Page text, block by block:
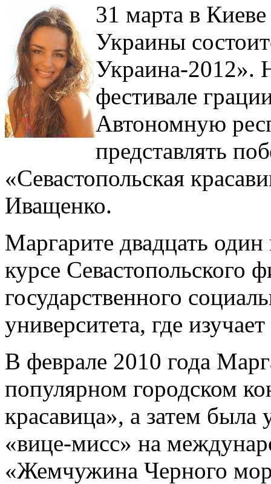
31 марта в
Украины
Украина-2012».
фестивале
Автономную
представлять
«Севастопольская
Иващенко.
Маргарите двадцать
курсе Севастопольского
государственного
университета, где
В феврале 2010 года
популярном городском
красавица», а затем была
«вице-мисс» на
«Жемчужина Черного